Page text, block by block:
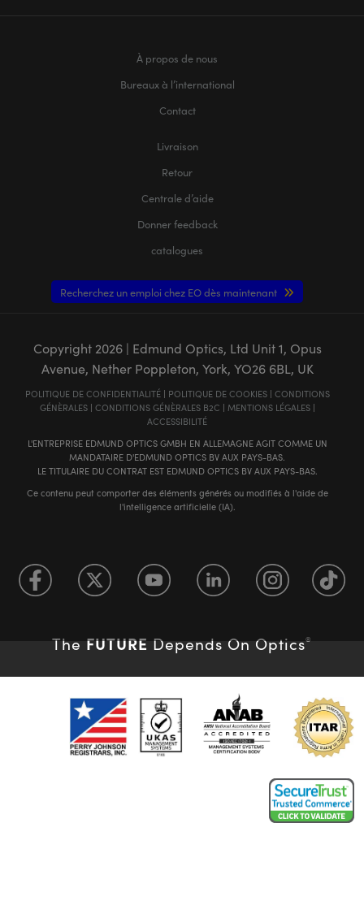
À propos de nous
Bureaux à l’international
Contact
Livraison
Retour
Centrale d’aide
Donner feedback
catalogues
Recherchez un emploi chez EO dès maintenant
Copyright 2026| Edmund Optics, Ltd Unit 1, Opus
Avenue, Nether Poppleton, York, YO26 6BL, UK
POLITIQUE DE CONFIDENTIALITÉ| POLITIQUE DE COOKIES| CONDITIONS
GÉNÈRALES| CONDITIONS GÉNÈRALES B2C | MENTIONS LÉGALES|
ACCESSIBILITÉ
L'ENTREPRISE EDMUND OPTICS GMBH EN ALLEMAGNE AGIT COMME UN
MANDATAIRE D'EDMUND OPTICS BV AUX PAYS-BAS.
LE TITULAIRE DU CONTRAT EST EDMUND OPTICS BV AUX PAYS-BAS.
Ce contenu peut comporter des éléments générés ou modifiés à l'aide de
l'intelligence artificielle (IA).
The FUTURE Depends On Optics®